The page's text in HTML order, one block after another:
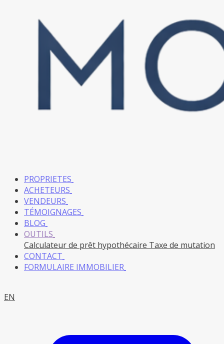
PROPRIETES
ACHETEURS
VENDEURS
TÉMOIGNAGES
BLOG
OUTILS
Calculateur de prêt hypothécaire Taxe de mutation
CONTACT
FORMULAIRE IMMOBILIER
EN